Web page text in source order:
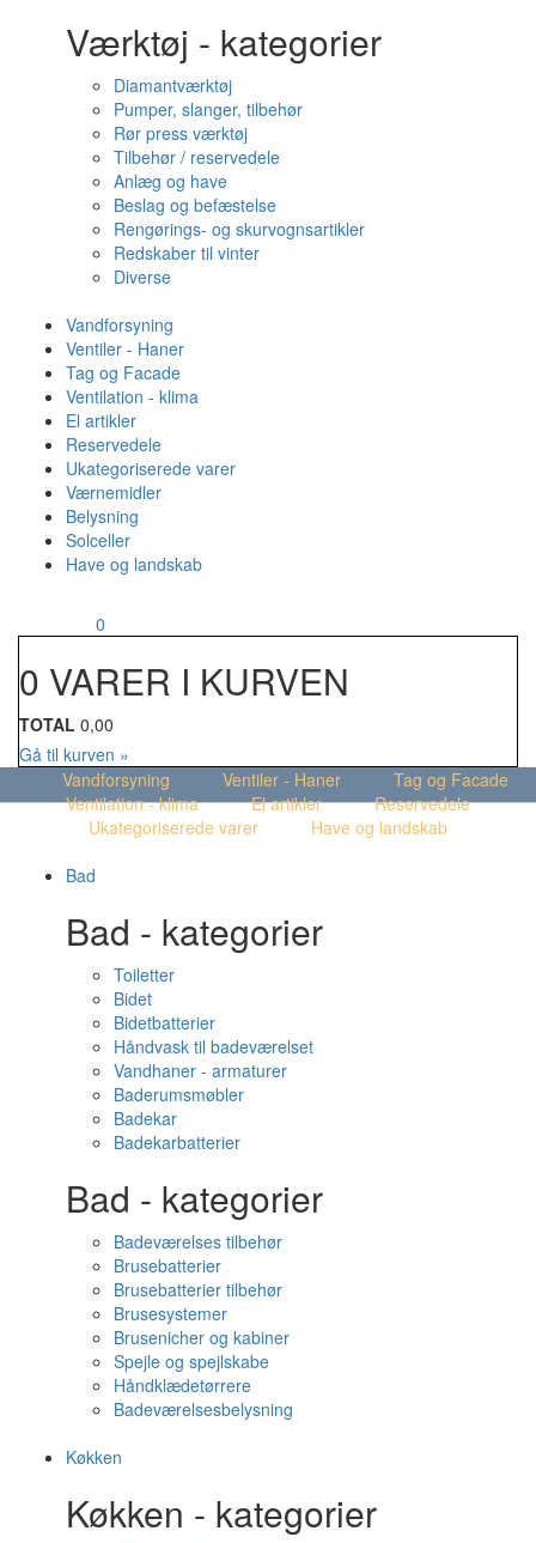
Værktøj - kategorier
Diamantværktøj
Pumper, slanger, tilbehør
Rør press værktøj
Tilbehør / reservedele
Anlæg og have
Beslag og befæstelse
Rengørings- og skurvognsartikler
Redskaber til vinter
Diverse
Vandforsyning
Ventiler - Haner
Tag og Facade
Ventilation - klima
El artikler
Reservedele
Ukategoriserede varer
Værnemidler
Belysning
Solceller
Have og landskab
0
0 VARER I KURVEN
TOTAL 0,00
Gå til kurven »
Vandforsyning
Ventiler - Haner
Tag og Facade
Ventilation - klima
El artikler
Reservedele
Ukategoriserede varer
Have og landskab
Bad
Bad - kategorier
Toiletter
Bidet
Bidetbatterier
Håndvask til badeværelset
Vandhaner - armaturer
Baderumsmøbler
Badekar
Badekarbatterier
Bad - kategorier
Badeværelses tilbehør
Brusebatterier
Brusebatterier tilbehør
Brusesystemer
Brusenicher og kabiner
Spejle og spejlskabe
Håndklædetørrere
Badeværelsesbelysning
Køkken
Køkken - kategorier